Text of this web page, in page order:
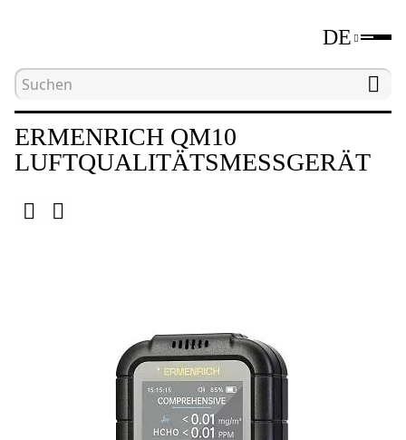
DE
Hauptseite Ermenrich
ERMENRICH QM10
LUFTQUALITÄTSMESSGERÄT